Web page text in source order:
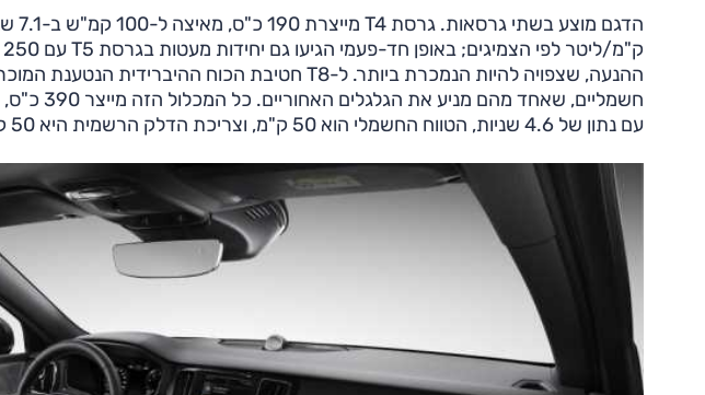
עם נתון של 4.6 שניות, הטווח החשמלי הוא 50 ק"מ, וצריכת הדלק הרשמית היא 50 ק"מ לליטר.